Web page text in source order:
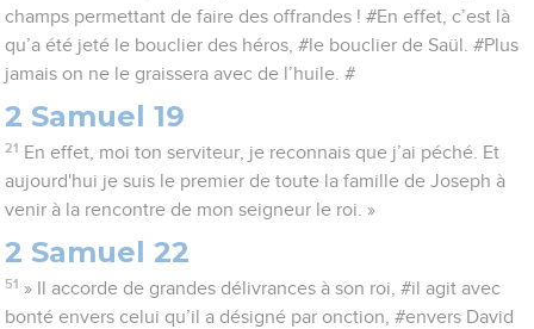
champs permettant de faire des offrandes ! #En effet, c’est là
qu’a été jeté le bouclier des héros, #le bouclier de Saül. #Plus
jamais on ne le graissera avec de l’huile. #
2 Samuel 19
21 En effet, moi ton serviteur, je reconnais que j’ai péché. Et
aujourd'hui je suis le premier de toute la famille de Joseph à
venir à la rencontre de mon seigneur le roi. »
2 Samuel 22
51 » Il accorde de grandes délivrances à son roi, #il agit avec
bonté envers celui qu’il a désigné par onction, #envers David